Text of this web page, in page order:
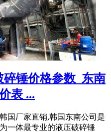
碎锤价格参数_东南
表 ...
国厂家直销,韩国东南公司是
一体最专业的液压破碎锤